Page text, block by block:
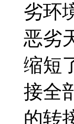
劣环
恶劣
缩短
接全
的转